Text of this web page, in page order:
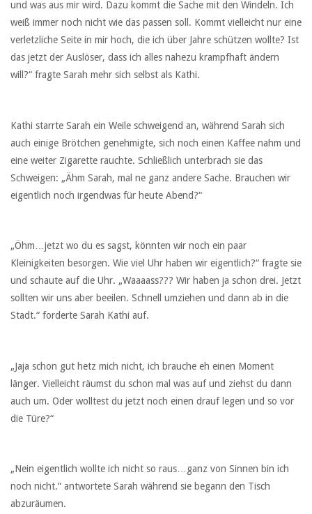
und was aus mir wird. Dazu kommt die Sache mit den Windeln. Ich
weiß immer noch nicht wie das passen soll. Kommt vielleicht nur eine
verletzliche Seite in mir hoch, die ich über Jahre schützen wollte? Ist
das jetzt der Auslöser, dass ich alles nahezu krampfhaft ändern
will?“ fragte Sarah mehr sich selbst als Kathi.
Kathi starrte Sarah ein Weile schweigend an, während Sarah sich
auch einige Brötchen genehmigte, sich noch einen Kaffee nahm und
eine weiter Zigarette rauchte. Schließlich unterbrach sie das
Schweigen: „Ähm Sarah, mal ne ganz andere Sache. Brauchen wir
eigentlich noch irgendwas für heute Abend?“
„Öhm…jetzt wo du es sagst, könnten wir noch ein paar
Kleinigkeiten besorgen. Wie viel Uhr haben wir eigentlich?“ fragte sie
und schaute auf die Uhr. „Waaaass??? Wir haben ja schon drei. Jetzt
sollten wir uns aber beeilen. Schnell umziehen und dann ab in die
Stadt.“ forderte Sarah Kathi auf.
„Jaja schon gut hetz mich nicht, ich brauche eh einen Moment
länger. Vielleicht räumst du schon mal was auf und ziehst du dann
auch um. Oder wolltest du jetzt noch einen drauf legen und so vor
die Türe?“
„Nein eigentlich wollte ich nicht so raus…ganz von Sinnen bin ich
noch nicht.“ antwortete Sarah während sie begann den Tisch
abzuräumen.